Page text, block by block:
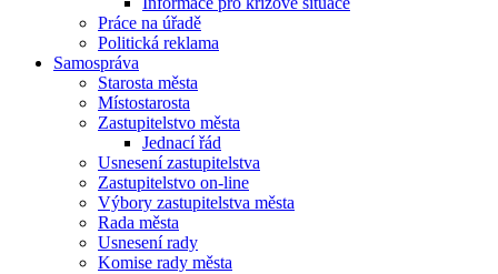
Práce na úřadě
Politická reklama
Samospráva
Starosta města
Místostarosta
Zastupitelstvo města
Jednací řád
Usnesení zastupitelstva
Zastupitelstvo on-line
Výbory zastupitelstva města
Rada města
Usnesení rady
Komise rady města